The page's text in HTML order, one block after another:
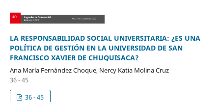
LA RESPONSABILIDAD SOCIAL UNIVERSITARIA: ¿ES UNA
POLÍTICA DE GESTIÓN EN LA UNIVERSIDAD DE SAN
FRANCISCO XAVIER DE CHUQUISACA?
Ana María Fernández Choque, Nercy Katia Molina Cruz
36 - 45
36 - 45